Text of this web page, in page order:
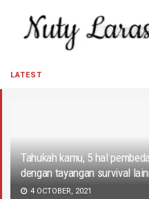
LATEST
Tahukah kamu, 5 hal
dengan tayangan survival
4 OCTOBER, 2021